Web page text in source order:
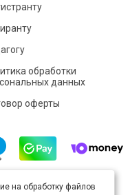
обработки
данных
оферты
полицензии Creative
на обработку файлов